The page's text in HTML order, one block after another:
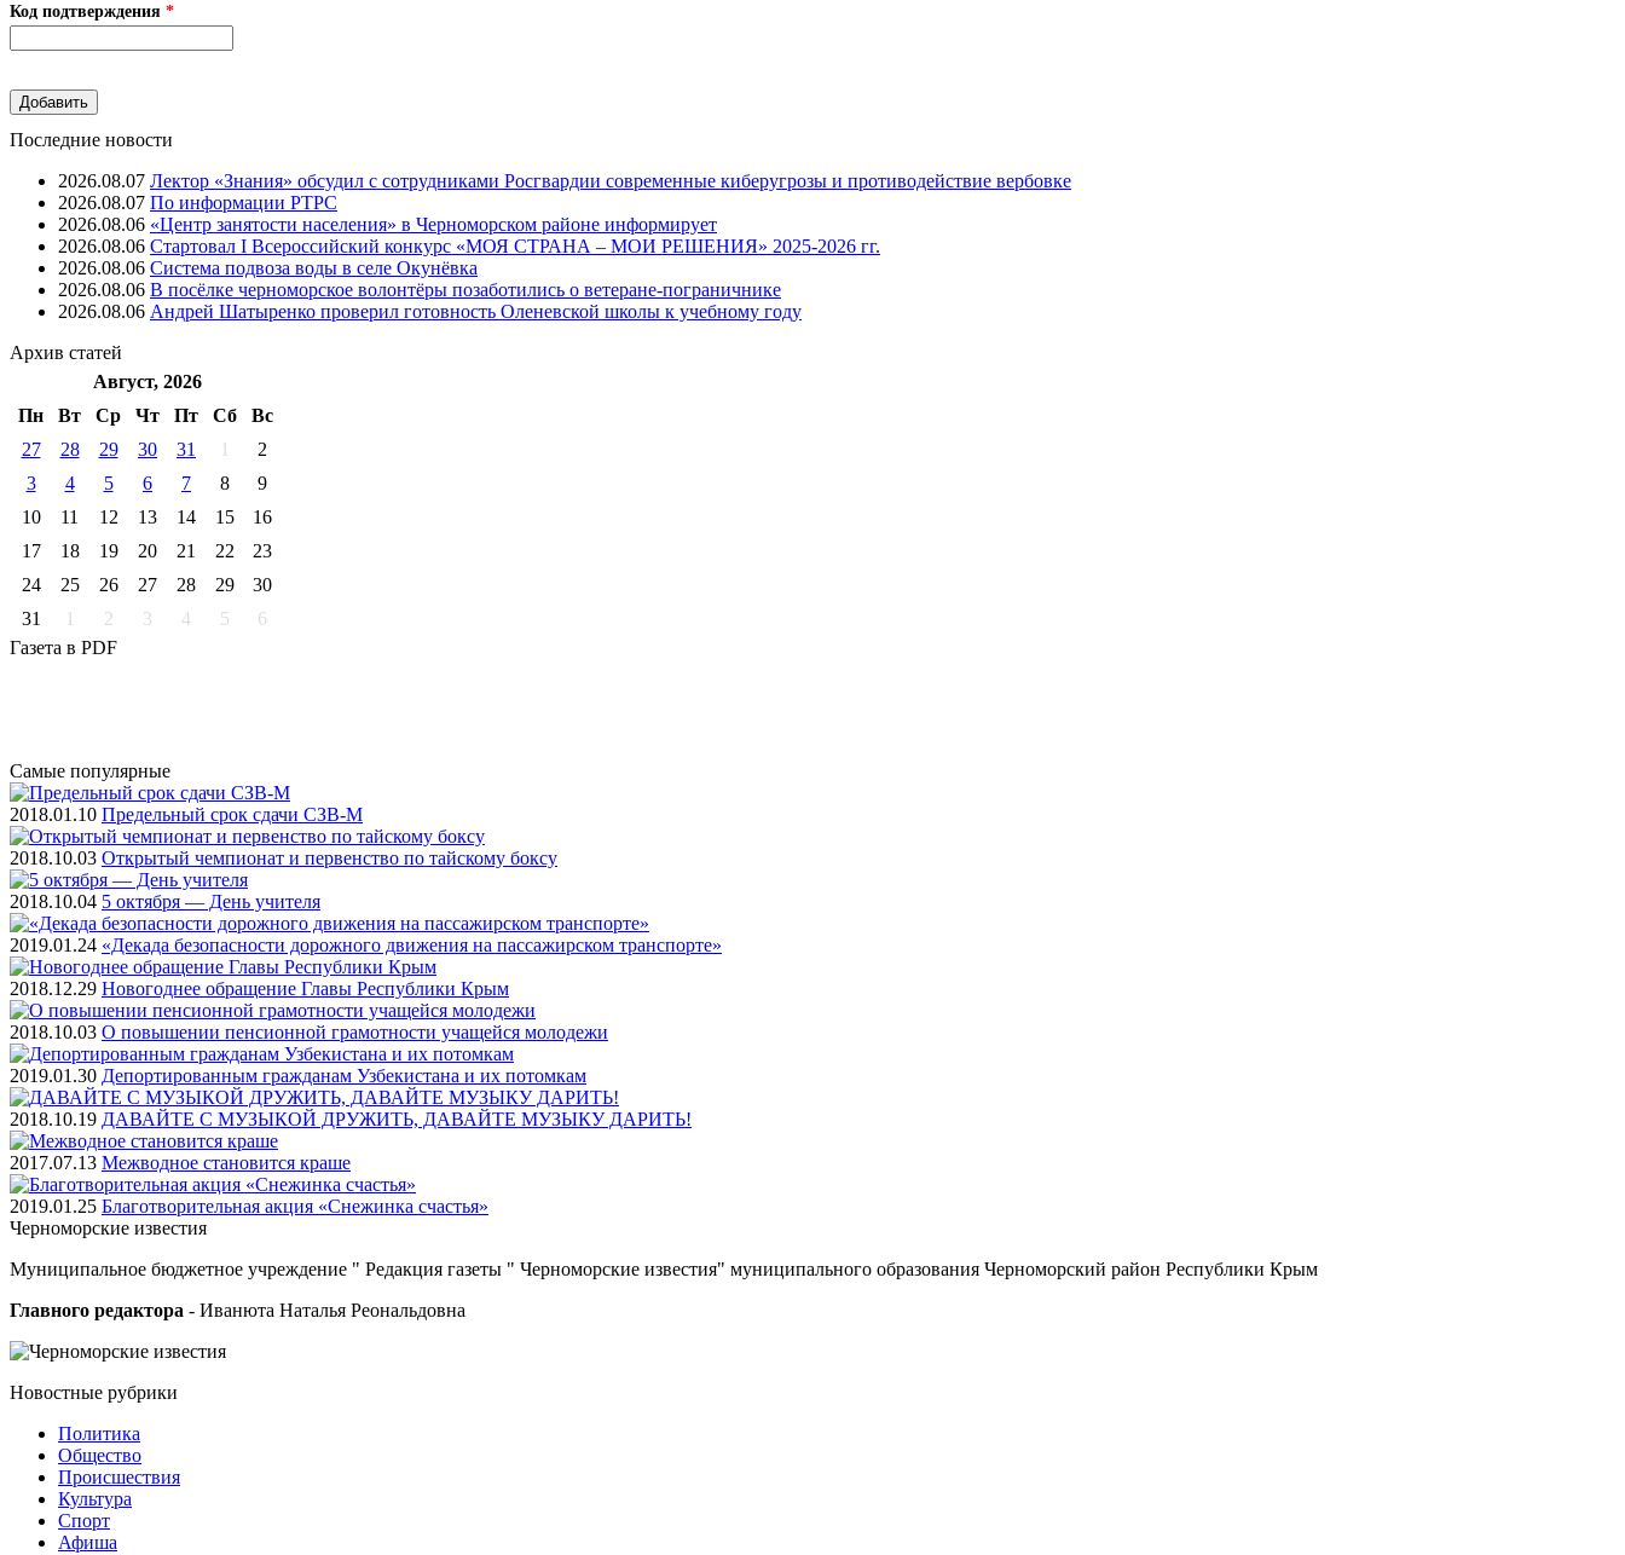
Код подтверждения *
Последние новости
2026.08.07 Лектор «Знания» обсудил с сотрудниками Росгвардии современные киберугрозы и противодействие вербовке
2026.08.07 ⁠По информации РТРС
2026.08.06 «Центр занятости населения» в Черноморском районе информирует
2026.08.06 Стартовал I Всероссийский конкурс «МОЯ СТРАНА – МОИ РЕШЕНИЯ» 2025-2026 гг.
2026.08.06 Система подвоза воды в селе Окунёвка
2026.08.06 В посёлке черноморское волонтёры позаботились о ветеране-пограничнике
2026.08.06 Андрей Шатыренко проверил готовность Оленевской школы к учебному году
Архив статей
Август, 2026
Пн
Вт Ср Чт Пт Cб
Вс
27
28 29 30 31 1
2
3
4 5 6 7 8
9
10
11 12 13 14 15
16
17
18 19 20 21 22
23
24
25 26 27 28 29
30
31
1 2 3 4 5
6
Газета в PDF
Самые популярные
2018.01.10 Предельный срок сдачи СЗВ-М
2018.10.03 Открытый чемпионат и первенство по тайскому боксу
2018.10.04 5 октября — День учителя
2019.01.24 «Декада безопасности дорожного движения на пассажирском транспорте»
2018.12.29 Новогоднее обращение Главы Республики Крым
2018.10.03 О повышении пенсионной грамотности учащейся молодежи
2019.01.30 Депортированным гражданам Узбекистана и их потомкам
2018.10.19 ДАВАЙТЕ С МУЗЫКОЙ ДРУЖИТЬ, ДАВАЙТЕ МУЗЫКУ ДАРИТЬ!
2017.07.13 Межводное становится краше
2019.01.25 Благотворительная акция «Снежинка счастья»
Черноморские известия
Муниципальное бюджетное учреждение " Редакция газеты " Черноморские известия" муниципального образования Черноморский район Республики Крым
Главного редактора - Иванюта Наталья Реональдовна
Новостные рубрики
Политика
Общество
Проиcшествия
Культура
Спорт
Афиша